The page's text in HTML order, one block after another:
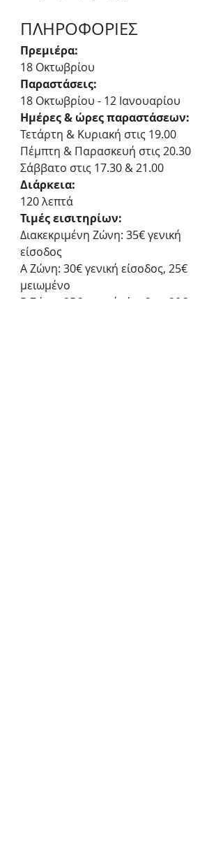
ΠΛΗΡΟΦΟΡΙΕΣ
Πρεμιέρα:
18 Οκτωβρίου
Παραστάσεις:
18 Οκτωβρίου - 12 Ιανουαρίου
Ημέρες & ώρες παραστάσεων:
Τετάρτη & Κυριακή στις 19.00
Πέμπτη & Παρασκευή στις 20.30
Σάββατο στις 17.30 & 21.00
Διάρκεια:
120 λεπτά
Τιμές εισιτηρίων:
Διακεκριμένη Ζώνη: 35€ γενική
είσοδος
Α Ζώνη: 30€ γενική είσοδος, 25€
μειωμένο
Β Ζώνη: 25€ γενική είσοδος, 20€